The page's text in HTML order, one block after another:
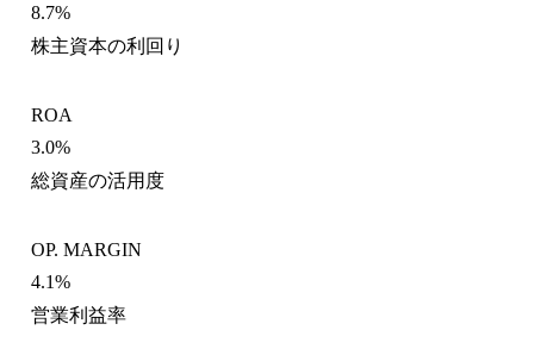
8.7%
株主資本の利回り
ROA
3.0%
総資産の活用度
OP. MARGIN
4.1%
営業利益率